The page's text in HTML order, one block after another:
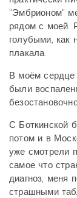
"Эмбрионом"
рядом с моей.
голубыми, как
плакала.
В моём сердце
были
С Боткинской
потом и в
уже смотрели
самое что
диагноз, меня
страшными